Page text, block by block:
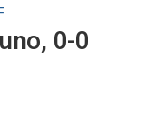
0-0